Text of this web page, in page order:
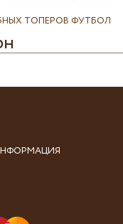
ТОПЕРОВ ФУТБОЛ